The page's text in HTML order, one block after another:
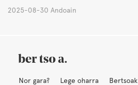
2025-08-30 Andoain
Nor gara? Lege oharra Bertsoak